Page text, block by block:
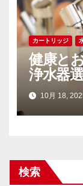
カートリッジ
健康と
浄水器
10月 18,
検索